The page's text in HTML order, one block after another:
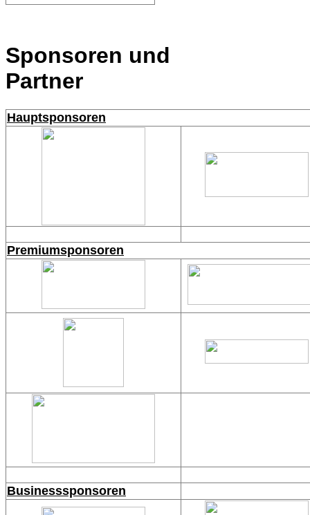
Sponsoren und
Partner
Hauptsponsoren
Premiumsponsoren
Businesssponsoren